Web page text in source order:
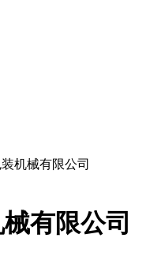
机械有限公司
有限公司